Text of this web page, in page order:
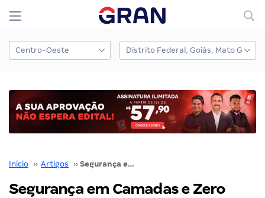
Início ›› Artigos ›› Segurança em Camadas e Zero Trust
Segurança em Camadas e Zero